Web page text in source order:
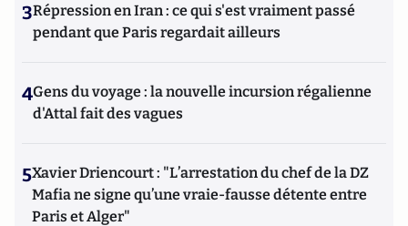
3Répression en Iran : ce qui s'est vraiment passé
pendant que Paris regardait ailleurs
4Gens du voyage : la nouvelle incursion régalienne
d'Attal fait des vagues
5Xavier Driencourt : "L’arrestation du chef de la DZ
Mafia ne signe qu’une vraie-fausse détente entre
Paris et Alger"